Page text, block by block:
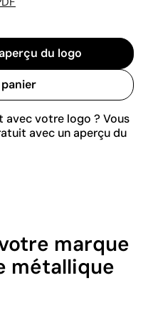
du logo
avec votre logo ? Vous
avec un aperçu du
marque
métallique